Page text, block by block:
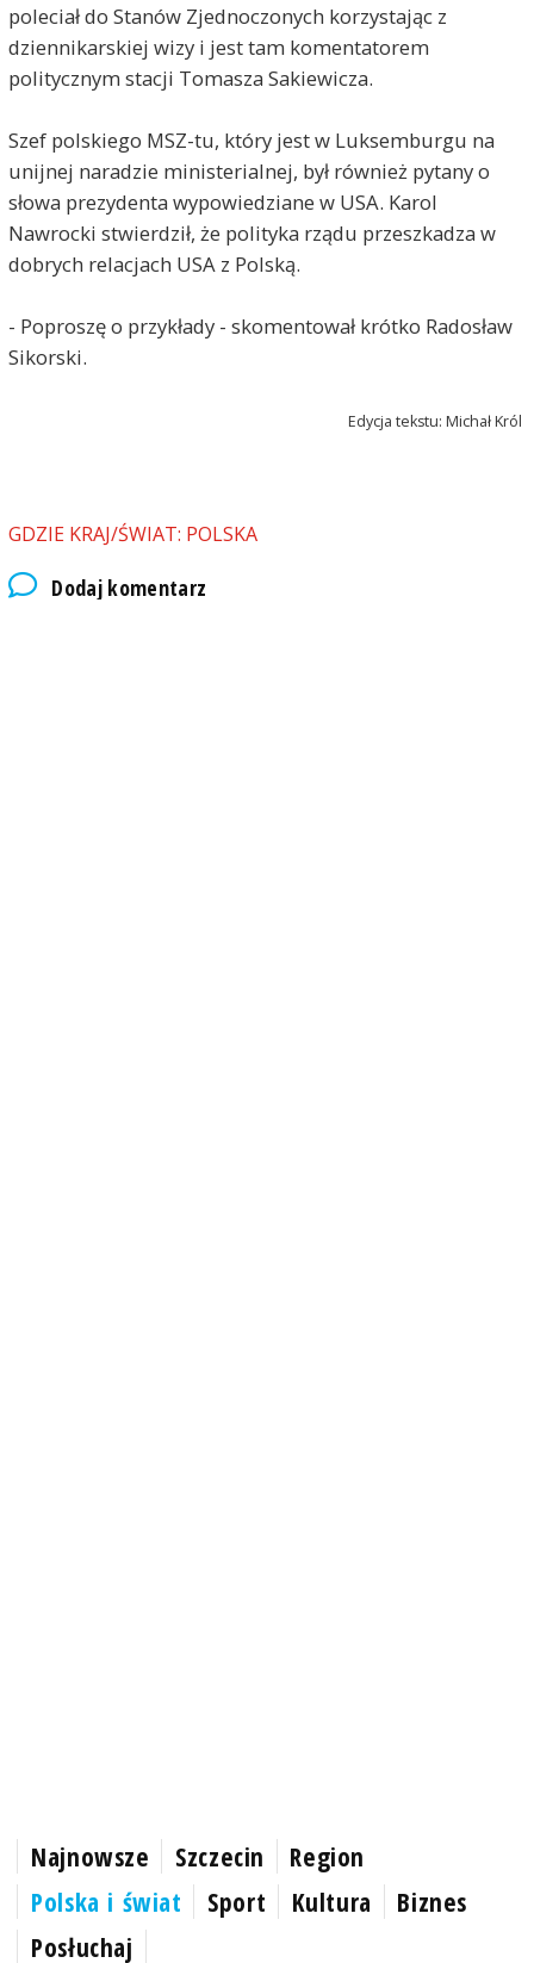
poleciał do Stanów Zjednoczonych korzystając z
dziennikarskiej wizy i jest tam komentatorem
politycznym stacji Tomasza Sakiewicza.
Szef polskiego MSZ-tu, który jest w Luksemburgu na
unijnej naradzie ministerialnej, był również pytany o
słowa prezydenta wypowiedziane w USA. Karol
Nawrocki stwierdził, że polityka rządu przeszkadza w
dobrych relacjach USA z Polską.
- Poproszę o przykłady - skomentował krótko Radosław
Sikorski.
Edycja tekstu: Michał Król
GDZIE KRAJ/ŚWIAT: POLSKA
Dodaj komentarz
Najnowsze Szczecin
Region
Polska i świat
Sport Kultura
Biznes
Posłuchaj